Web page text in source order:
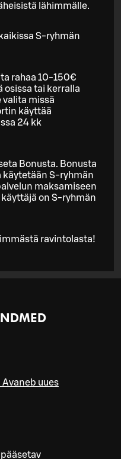
lähimmälle.
S-ryhmän
rahaa 10-150€
osissa tai kerralla
valita missä
käyttää
24 kk
Bonusta. Bonusta
käytetään S-ryhmän
maksamiseen
on S-ryhmän
ravintolasta!
Avaneb uues